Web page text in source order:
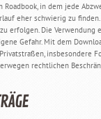
in dem jede
eher schwierig zu
erfolgen. Die Verwendung
Gefahr. Mit dem
insbesondere
rechtlichen